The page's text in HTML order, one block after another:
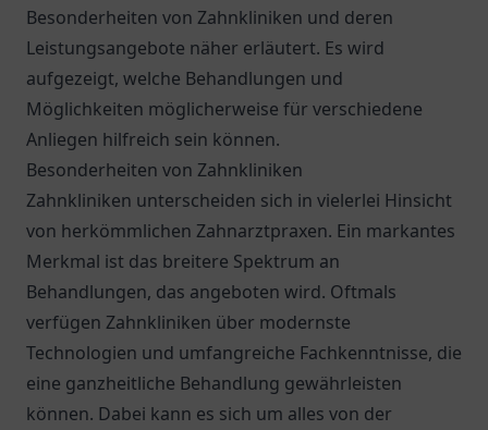
Besonderheiten von Zahnkliniken und deren
Leistungsangebote näher erläutert. Es wird
aufgezeigt, welche Behandlungen und
Möglichkeiten möglicherweise für verschiedene
Anliegen hilfreich sein können.
Besonderheiten von Zahnkliniken
Zahnkliniken unterscheiden sich in vielerlei Hinsicht
von herkömmlichen Zahnarztpraxen. Ein markantes
Merkmal ist das breitere Spektrum an
Behandlungen, das angeboten wird. Oftmals
verfügen Zahnkliniken über modernste
Technologien und umfangreiche Fachkenntnisse, die
eine ganzheitliche Behandlung gewährleisten
können. Dabei kann es sich um alles von der